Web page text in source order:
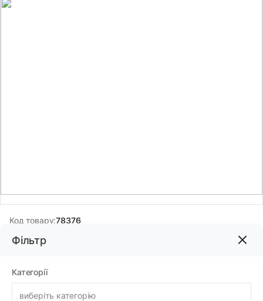
Фільтр
Категорії
виберіть категорію
Код товару:78376
Бренд:DMH
122.60грн